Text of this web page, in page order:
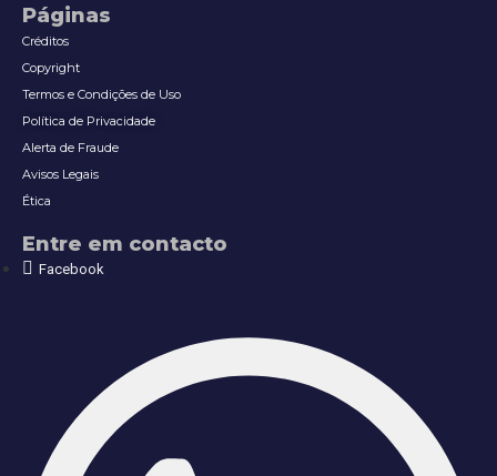
Páginas
Créditos
Copyright
Termos e Condições de Uso
Política de Privacidade
Alerta de Fraude
Avisos Legais
Ética
Entre em contacto
Facebook